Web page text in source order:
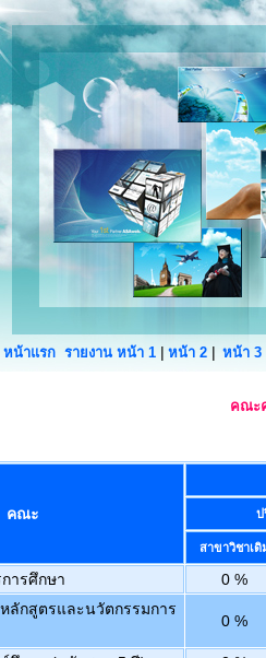
หน้าแรก รายงาน หน้า 1 | หน้า 2 | หน้า 3
คณะ
คณะ ป
สาขาวิชาเดิ
ารศึกษา
0 %
ลักสูตรและนวัตกรรมการ
0 %